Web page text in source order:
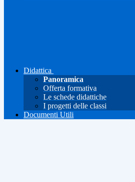
Didattica
Panoramica
Offerta formativa
Le schede didattiche
I progetti delle classi
Documenti Utili